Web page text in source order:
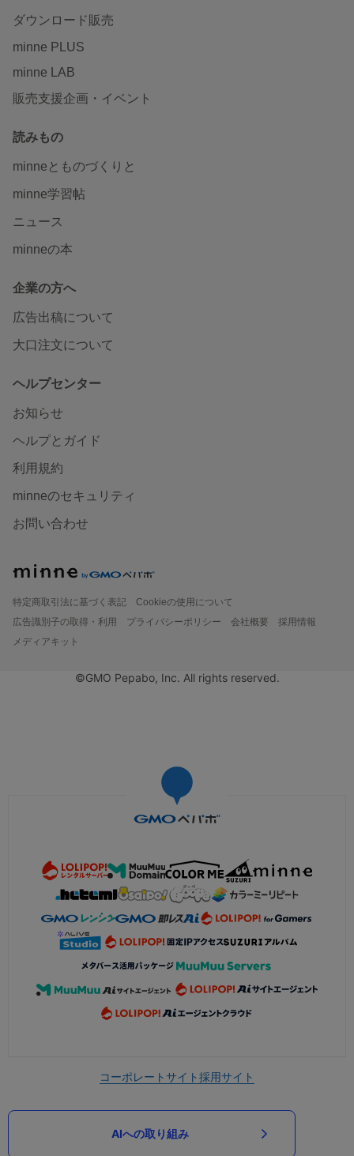
ダウンロード販売
minne PLUS
minne LAB
販売支援企画・イベント
読みもの
minneとものづくりと
minne学習帖
ニュース
minneの本
企業の方へ
広告出稿について
大口注文について
ヘルプセンター
お知らせ
ヘルプとガイド
利用規約
minneのセキュリティ
お問い合わせ
特定商取引法に基づく表記
Cookieの使用について
広告識別子の取得・利用
プライバシーポリシー 会社概要
採用情報
メディアキット
©GMO Pepabo, Inc. All rights reserved.
コーポレートサイト採用サイト
AIへの取り組み